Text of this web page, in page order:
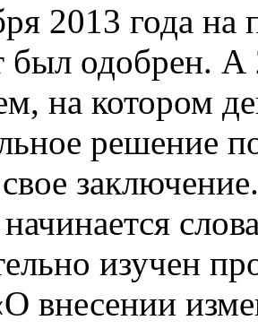
2013 года
был одобрен. А
на котором
решение
свое
изучен
внесении